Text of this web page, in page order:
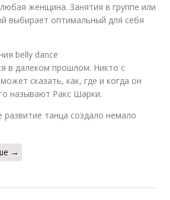
женщина. Занятия в группе или
выбирает оптимальный для себя
belly dance
в далеком прошлом. Никто с
сказать, как, где и когда он
называют Ракс Шарки.
танца создало немало
→